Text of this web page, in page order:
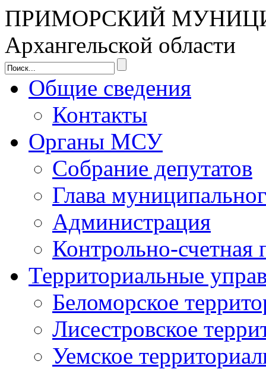
ПРИМОРСКИЙ
Архангельской области
Общие сведения
Контакты
Органы МСУ
Собрание депутатов
Глава
Администрация
Контрольно-счетная
Территориальные
Беломорское
Лисестровское
Уемское